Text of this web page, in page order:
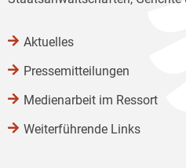
Aktuelles
Pressemitteilungen
Medienarbeit im Ressort
Weiterführende Links